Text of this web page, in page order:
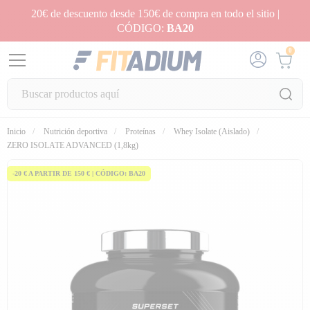
20€ de descuento desde 150€ de compra en todo el sitio |
CÓDIGO: BA20
0
Inicio Nutrición deportiva Proteínas
Whey Isolate (Aislado)
ZERO ISOLATE ADVANCED (1,8kg)
-20 € A PARTIR DE 150 € | CÓDIGO: BA20